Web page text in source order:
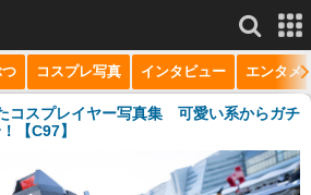
もっと見る
つ コスプレ写真 インタビュー エンタメ
コスプレイヤー写真集 可愛い系からガチ
【C97】